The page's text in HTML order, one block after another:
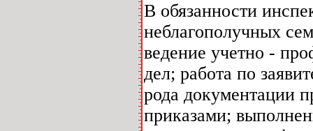
В обязанности
неблагополучных
ведение учетно -
дел; работа по
рода документации
приказами;